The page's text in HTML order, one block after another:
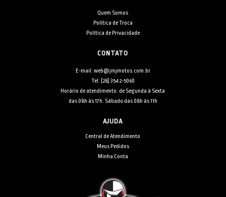
Quem Somos
Política de Troca
Política de Privacidade
CONTATO
E-mail: web@jmjmotos.com.br
Tel: [28] 3542-5060
Horário de atendimento: de Segunda à Sexta
das 08h às 17h. Sábado das 08h às 11h
AJUDA
Central de Atendimento
Meus Pedidos
Minha Conta